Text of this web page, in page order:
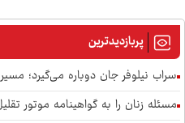
پربازدیدترین
سراب نیلوفر جان دوباره می‌گیرد؛
مسئله زنان را به گواهینامه موتور